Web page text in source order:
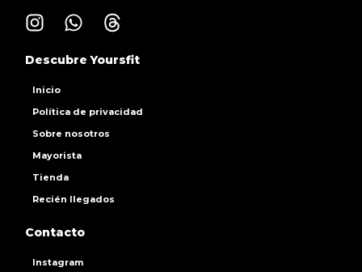
Inicio
Política de privacidad
Sobre nosotros
Mayorista
Tienda
Recién llegados
Descubre Yoursfit
Instagram
Contacto